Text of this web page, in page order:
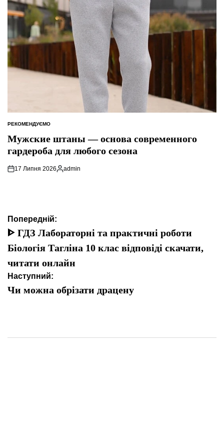
ОПУБЛІКУВАТИ
РЕКОМЕНДУЄМО
Мужские штаны — основа современного
гардероба для любого сезона
17 Липня 2026
Опубліковано
admin
Навігація
записів
Попередній:
ᐈ ГДЗ Лабораторні та практичні роботи
Біологія Тагліна 10 клас відповіді скачати,
читати онлайн
Наступний:
Чи можна обрізати драцену